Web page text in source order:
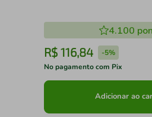
4.100
R$ 116,84 -5%
No pagamento com Pix
Adicionar ao